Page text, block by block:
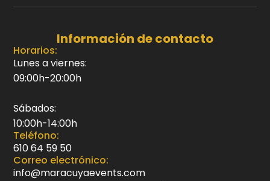
Información de contacto
Horarios:
Lunes a viernes:
09:00h-20:00h
Sábados:
10:00h-14:00h
Teléfono:
610 64 59 50
Correo electrónico:
info@maracuyaevents.com